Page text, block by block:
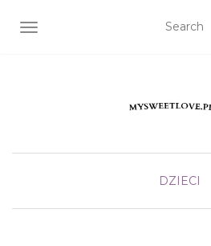
TOGGLE NAVIGATION
DZIECI